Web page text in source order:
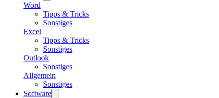
Word
Tipps & Tricks
Sonstiges
Excel
Tipps & Tricks
Sonstiges
Outlook
Sonstiges
Allgemein
Sonstiges
Software